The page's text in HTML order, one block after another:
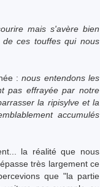
mais s'avère bien
ces touffes qui nous
:nous entendons les
pas effrayée par notre
la ripisylve et la
accumulés
la réalité que nous
très largement ce
que "la partie